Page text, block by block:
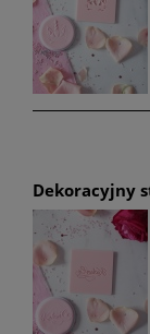
Dekoracyjny